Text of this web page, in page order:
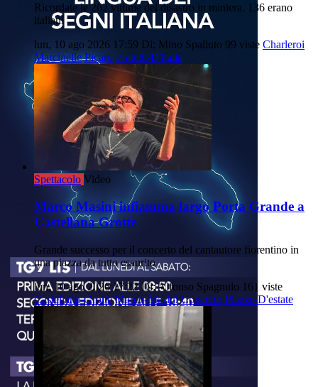
Ricordate le 262 vittime del disastro in miniera. 136 erano
italiani
lun, 10 ago 2026 17:59 Di: Mino Spalluto 99 viste Charleroi
Marcinelle Picaro Fratelli-D'italia
Spettacolo Video
Marco Masini infiamma largo Porta Grande a
Castellana Grotte
Grande successo per il concerto del cantautore fiorentino in
una piazza da tutto esaurito
lun, 10 ago 2026 17:22 Di: Alfonso Spagnulo 161 viste
Castellana-Grotte Marco-Masini Concerto Piazze-D'estate